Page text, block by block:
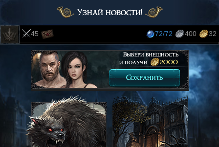
Узнай новости!
45 72/72 400 32
Выбери внешность
и получи
2000
Сохранить